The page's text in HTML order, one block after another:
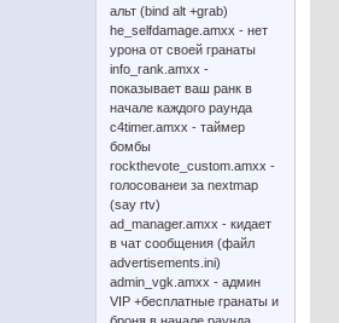
альт (bind alt +grab)
he_selfdamage.amxx - нет
урона от своей гранаты
info_rank.amxx -
показывает ваш ранк в
начале каждого раунда
c4timer.amxx - таймер
бомбы
rockthevote_custom.amxx -
голосованеи за nextmap
(say rtv)
ad_manager.amxx - кидает
в чат сообщения (файл
advertisements.ini)
admin_vgk.amxx - админ
VIP +бесплатные гранаты и